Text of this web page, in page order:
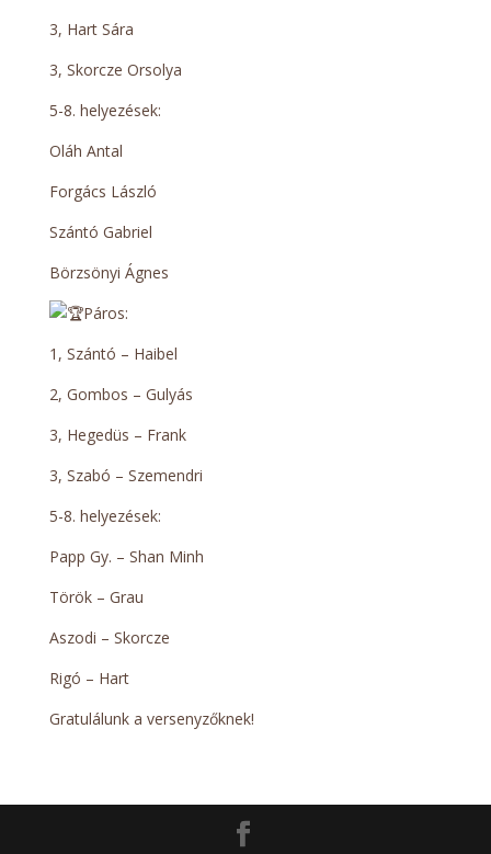
3, Hart Sára
3, Skorcze Orsolya
5-8. helyezések:
Oláh Antal
Forgács László
Szántó Gabriel
Börzsönyi Ágnes
Páros:
1, Szántó – Haibel
2, Gombos – Gulyás
3, Hegedüs – Frank
3, Szabó – Szemendri
5-8. helyezések:
Papp Gy. – Shan Minh
Török – Grau
Aszodi – Skorcze
Rigó – Hart
Gratulálunk a versenyzőknek!